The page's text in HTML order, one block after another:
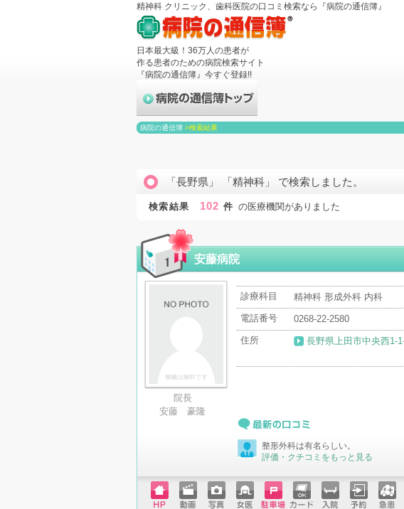
精神科 クリニック、歯科医院の口コミ検索なら『病院の通信簿』
日本最大級！36万人の患者が
作る患者のための病院検索サイト
『病院の通信簿』今すぐ登録!!
病院の通信簿 >検索結果
「長野県」 「精神科」 で検索しました。
検索結果 102 件 の医療機関がありました
安藤病院
院長
安藤 豪隆
診療科目
精神科 形成外科 内科
電話番号
0268-22-2580
住所
長野県上田市中央西1-
最新の口コミ整形外科は有名らしい。
評価・クチコミをもっと見る